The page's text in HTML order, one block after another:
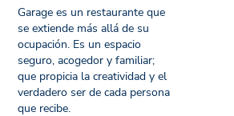
Garage es un restaurante que
se extiende más allá de su
ocupación. Es un espacio
seguro, acogedor y familiar;
que propicia la creatividad y el
verdadero ser de cada persona
que recibe.